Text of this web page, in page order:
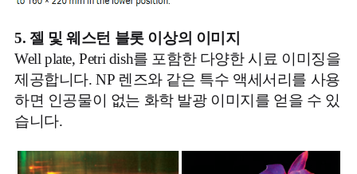
5. 젤 및 웨스턴 블롯 이상의 이미지
Well plate, Petri dish를 포함한 다양한 시료 이미징을
제공합니다. NP 렌즈와 같은 특수 액세서리를 사용
하면 인공물이 없는 화학 발광 이미지를 얻을 수 있
습니다.